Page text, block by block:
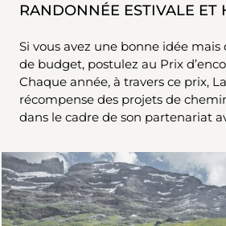
RANDONNÉE ESTIVALE ET
Si vous avez une bonne idée
de budget, postulez au Prix
Chaque année, à travers ce prix,
récompense des projets de
dans le cadre de son partenariat